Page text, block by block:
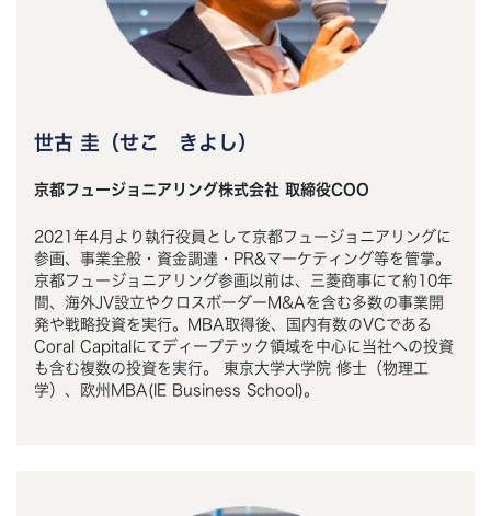
世古 圭（せこ きよし）
京都フュージョニアリング株式会社 取締役COO
2021年4月より執行役員として京都フュージョニアリングに
参画、事業全般・資金調達・PR&マーケティング等を管掌。
京都フュージョニアリング参画以前は、三菱商事にて約10年
間、海外JV設立やクロスボーダーM&Aを含む多数の事業開
発や戦略投資を実行。MBA取得後、国内有数のVCである
Coral Capitalにてディープテック領域を中心に当社への投資
も含む複数の投資を実行。 東京大学大学院 修士（物理工
学）、欧州MBA(IE Business School)。